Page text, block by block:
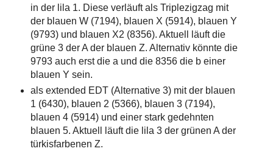
einem
späteren
Zeitpunkt
noch
einmal.
Sollte
das
Problem
weiterbestehen
bitte
ich
um
Kontaktaufnahme
per
Mail
in der lila 1. Diese verläuft als Triplezigzag mit
der blauen W (7194), blauen X (5914), blauen Y
(9793) und blauen X2 (8356). Aktuell läuft die
grüne 3 der A der blauen Z. Alternativ könnte die
9793 auch erst die a und die 8356 die b einer
blauen Y sein.
als extended EDT (Alternative 3) mit der blauen
1 (6430), blauen 2 (5366), blauen 3 (7194),
blauen 4 (5914) und einer stark gedehnten
blauen 5. Aktuell läuft die lila 3 der grünen A der
türkisfarbenen Z.